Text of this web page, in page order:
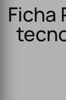
Ficha